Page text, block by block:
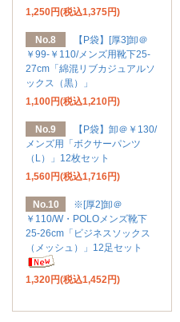
1,250円(税込1,375円)
No.8
【P袋】[厚3]卸＠
￥99-￥110/メンズ用靴下25-
27cm「綿混リブカジュアルソ
ックス（黒）」
1,100円(税込1,210円)
No.9
【P袋】卸＠￥130/
メンズ用「ボクサーパンツ
（L）」12枚セット
1,560円(税込1,716円)
No.10
※[厚2]卸＠
￥110/W・POLOメンズ靴下
25-26cm「ビジネスソックス
（メッシュ）」12足セット
1,320円(税込1,452円)